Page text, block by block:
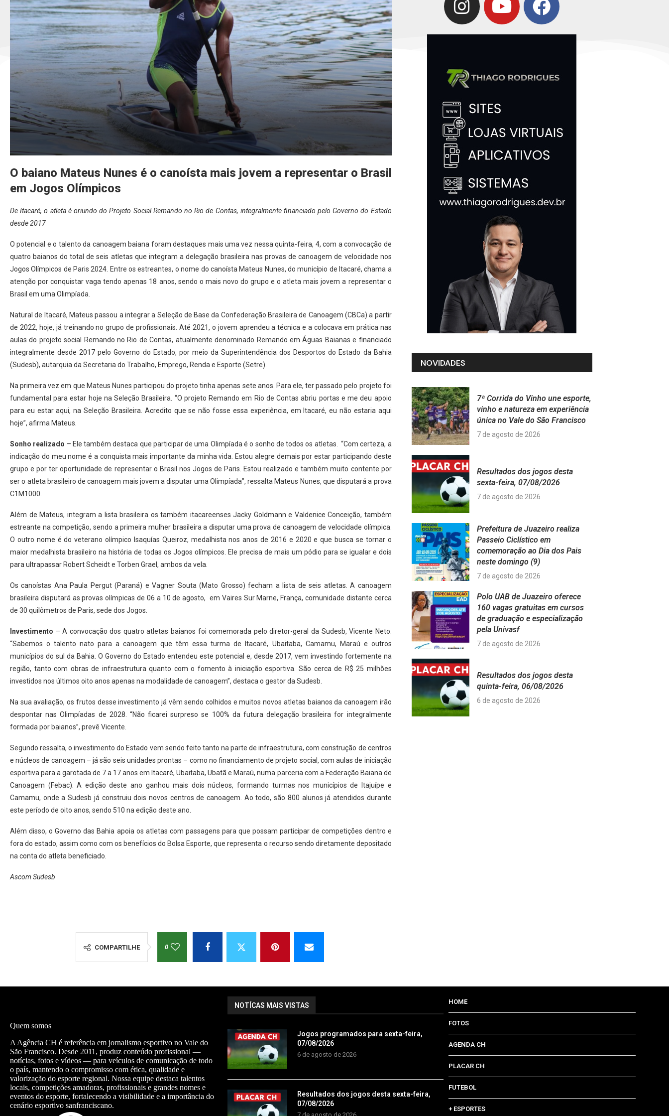
O baiano Mateus Nunes é o canoísta mais jovem a representar o Brasil
em Jogos Olímpicos
De Itacaré, o atleta é oriundo do Projeto Social Remando no Rio de Contas, integralmente financiado pelo Governo do Estado
desde 2017
O potencial e o talento da canoagem baiana foram destaques mais uma vez nessa quinta-feira, 4, com a convocação de
quatro baianos do total de seis atletas que integram a delegação brasileira nas provas de canoagem de velocidade nos
Jogos Olímpicos de Paris 2024. Entre os estreantes, o nome do canoísta Mateus Nunes, do município de Itacaré, chama a
atenção por conquistar vaga tendo apenas 18 anos, sendo o mais novo do grupo e o atleta mais jovem a representar o
Brasil em uma Olimpíada.
Natural de Itacaré, Mateus passou a integrar a Seleção de Base da Confederação Brasileira de Canoagem (CBCa) a partir
de 2022, hoje, já treinando no grupo de profissionais. Até 2021, o jovem aprendeu a técnica e a colocava em prática nas
aulas do projeto social Remando no Rio de Contas, atualmente denominado Remando em Águas Baianas e financiado
integralmente desde 2017 pelo Governo do Estado, por meio da Superintendência dos Desportos do Estado da Bahia
(Sudesb), autarquia da Secretaria do Trabalho, Emprego, Renda e Esporte (Setre).
Na primeira vez em que Mateus Nunes participou do projeto tinha apenas sete anos. Para ele, ter passado pelo projeto foi
fundamental para estar hoje na Seleção Brasileira. “O projeto Remando em Rio de Contas abriu portas e me deu apoio
para eu estar aqui, na Seleção Brasileira. Acredito que se não fosse essa experiência, em Itacaré, eu não estaria aqui
hoje”, afirma Mateus.
Sonho realizado – Ele também destaca que participar de uma Olimpíada é o sonho de todos os atletas. “Com certeza, a
indicação do meu nome é a conquista mais importante da minha vida. Estou alegre demais por estar participando deste
grupo e por ter oportunidade de representar o Brasil nos Jogos de Paris. Estou realizado e também muito contente por
ser o atleta brasileiro de canoagem mais jovem a disputar uma Olimpíada”, ressalta Mateus Nunes, que disputará a prova
C1M1000.
Além de Mateus, integram a lista brasileira os também itacareenses Jacky Goldmann e Valdenice Conceição, também
estreante na competição, sendo a primeira mulher brasileira a disputar uma prova de canoagem de velocidade olímpica.
O outro nome é do veterano olímpico Isaquías Queiroz, medalhista nos anos de 2016 e 2020 e que busca se tornar o
maior medalhista brasileiro na história de todas os Jogos olímpicos. Ele precisa de mais um pódio para se igualar e dois
para ultrapassar Robert Scheidt e Torben Grael, ambos da vela.
Os canoístas Ana Paula Pergut (Paraná) e Vagner Souta (Mato Grosso) fecham a lista de seis atletas. A canoagem
brasileira disputará as provas olímpicas de 06 a 10 de agosto, em Vaires Sur Marne, França, comunidade distante cerca
de 30 quilômetros de Paris, sede dos Jogos.
Investimento – A convocação dos quatro atletas baianos foi comemorada pelo diretor-geral da Sudesb, Vicente Neto.
“Sabemos o talento nato para a canoagem que têm essa turma de Itacaré, Ubaitaba, Camamu, Maraú e outros
municípios do sul da Bahia. O Governo do Estado entendeu este potencial e, desde 2017, vem investindo fortemente na
região, tanto com obras de infraestrutura quanto com o fomento à iniciação esportiva. São cerca de R$ 25 milhões
investidos nos últimos oito anos apenas na modalidade de canoagem”, destaca o gestor da Sudesb.
Na sua avaliação, os frutos desse investimento já vêm sendo colhidos e muitos novos atletas baianos da canoagem irão
despontar nas Olimpíadas de 2028. “Não ficarei surpreso se 100% da futura delegação brasileira for integralmente
formada por baianos”, prevê Vicente.
Segundo ressalta, o investimento do Estado vem sendo feito tanto na parte de infraestrutura, com construção de centros
e núcleos de canoagem – já são seis unidades prontas – como no financiamento de projeto social, com aulas de iniciação
esportiva para a garotada de 7 a 17 anos em Itacaré, Ubaitaba, Ubatã e Maraú, numa parceria com a Federação Baiana de
Canoagem (Febac). A edição deste ano ganhou mais dois núcleos, formando turmas nos municípios de Itajuípe e
Camamu, onde a Sudesb já construiu dois novos centros de canoagem. Ao todo, são 800 alunos já atendidos durante
este período de oito anos, sendo 510 na edição deste ano.
Além disso, o Governo das Bahia apoia os atletas com passagens para que possam participar de competições dentro e
fora do estado, assim como com os benefícios do Bolsa Esporte, que representa o recurso sendo diretamente depositado
na conta do atleta beneficiado.
Ascom Sudesb
COMPARTILHE 0
NOVIDADES
7ª Corrida do Vinho une esporte,
vinho e natureza em experiência
única no Vale do São Francisco
7 de agosto de 2026
Resultados dos jogos desta
sexta-feira, 07/08/2026
7 de agosto de 2026
Prefeitura de Juazeiro realiza
Passeio Ciclístico em
comemoração ao Dia dos Pais
neste domingo (9)
7 de agosto de 2026
Polo UAB de Juazeiro oferece
160 vagas gratuitas em cursos
de graduação e especialização
pela Univasf
7 de agosto de 2026
Resultados dos jogos desta
quinta-feira, 06/08/2026
6 de agosto de 2026
Quem somos
A Agência CH é referência em jornalismo esportivo no Vale do
São Francisco. Desde 2011, produz conteúdo profissional —
notícias, fotos e vídeos — para veículos de comunicação de todo
o país, mantendo o compromisso com ética, qualidade e
valorização do esporte regional. Nossa equipe destaca talentos
locais, competições amadoras, profissionais e grandes nomes e
eventos do esporte, fortalecendo a visibilidade e a importância do
cenário esportivo sanfranciscano.
NOTÍCAS MAIS VISTAS
Jogos programados para sexta-feira,
07/08/2026
6 de agosto de 2026
Resultados dos jogos desta sexta-feira,
07/08/2026
HOME
FOTOS
AGENDA CH
PLACAR CH
FUTEBOL
+ ESPORTES